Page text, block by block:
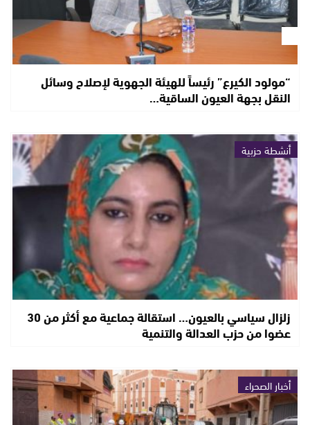
“مولود الكيرع” رئيساً للهيئة الجهوية لإصلاح وسائل
النقل بجهة العيون الساقية…
أنشطة حزبية
زلزال سياسي بالعيون… استقالة جماعية مع أكثر من 30
عضوا من حزب العدالة والتنمية
أخبار الصحراء